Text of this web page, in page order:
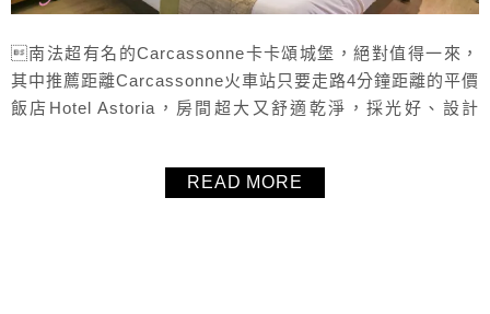
南法超有名的Carcassonne卡卡頌城堡，絕對值得一來，
其中推薦距離Carcassonne火車站只要走路4分鐘距離的平價
飯店Hotel Astoria，房間超大又舒適乾淨，採光好、設計
READ MORE